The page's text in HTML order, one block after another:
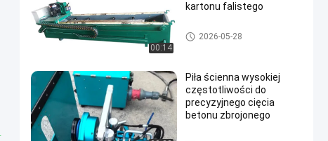
00:14
kartonu falistego
Przemysłowa szlifierka do no
ży
2026-05-28
Piła ścienna wysokiej
częstotliwości do
precyzyjnego cięcia
betonu zbrojonego